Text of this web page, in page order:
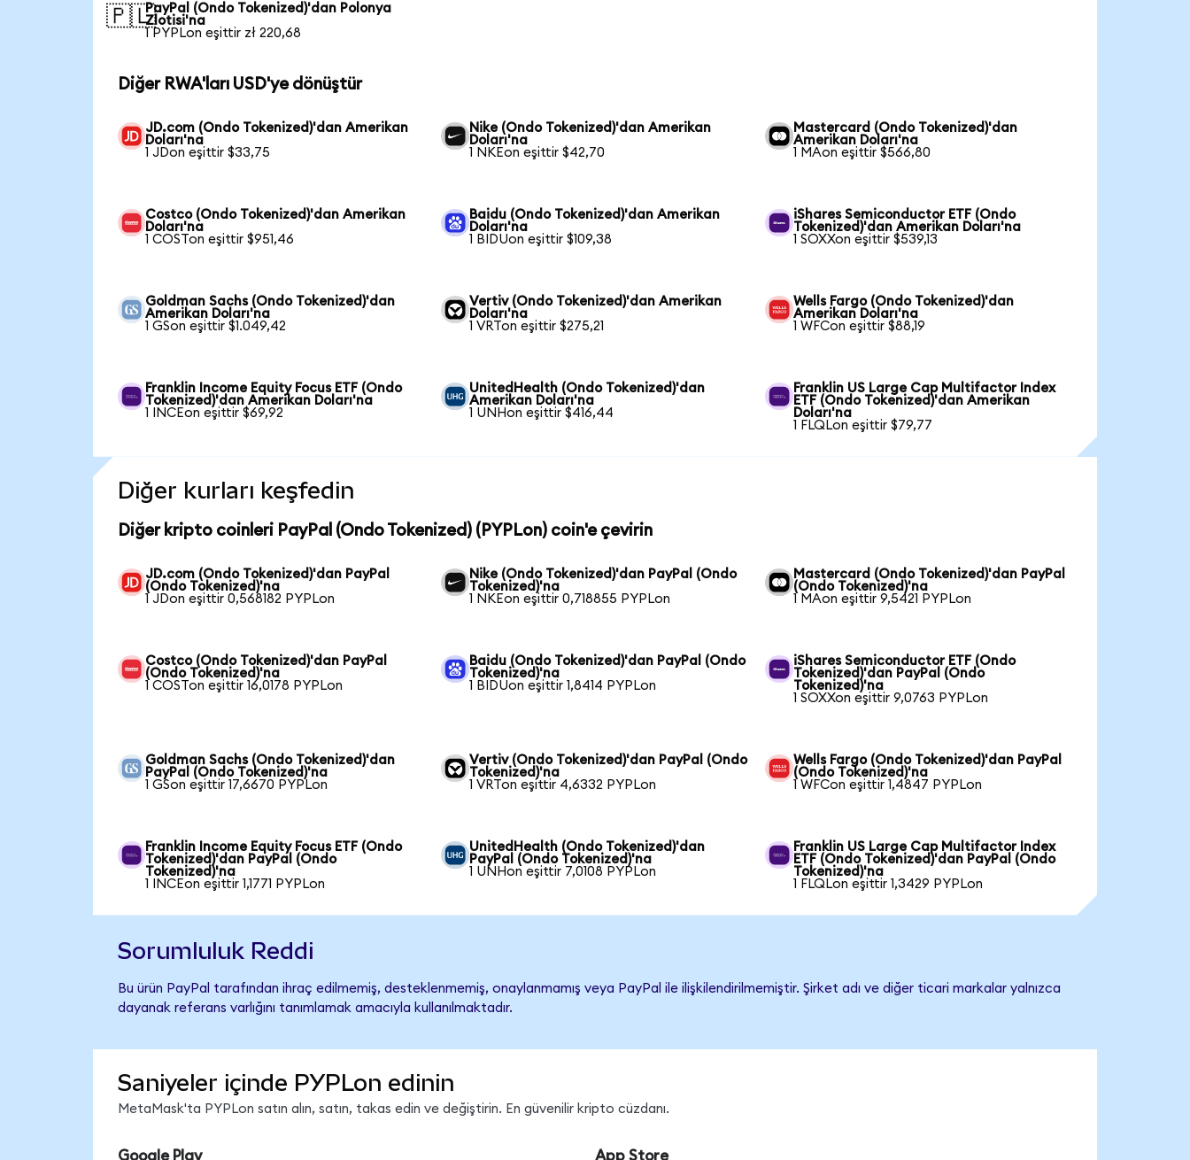
🇵🇱PayPal (Ondo Tokenized)'dan Polonya
Zlotisi'na
1 PYPLon eşittir zł 220,68
Diğer RWA'ları USD'ye dönüştür
JD.com (Ondo Tokenized)'dan Amerikan
Doları'na
1 JDon eşittir $33,75
Nike (Ondo Tokenized)'dan Amerikan
Doları'na
1 NKEon eşittir $42,70
Mastercard (Ondo Tokenized)'dan
Amerikan Doları'na
1 MAon eşittir $566,80
Costco (Ondo Tokenized)'dan Amerikan
Doları'na
1 COSTon eşittir $951,46
Baidu (Ondo Tokenized)'dan Amerikan
Doları'na
1 BIDUon eşittir $109,38
iShares Semiconductor ETF (Ondo
Tokenized)'dan Amerikan Doları'na
1 SOXXon eşittir $539,13
Goldman Sachs (Ondo Tokenized)'dan
Amerikan Doları'na
1 GSon eşittir $1.049,42
Vertiv (Ondo Tokenized)'dan Amerikan
Doları'na
1 VRTon eşittir $275,21
Wells Fargo (Ondo Tokenized)'dan
Amerikan Doları'na
1 WFCon eşittir $88,19
Franklin Income Equity Focus ETF (Ondo
Tokenized)'dan Amerikan Doları'na
1 INCEon eşittir $69,92
UnitedHealth (Ondo Tokenized)'dan
Amerikan Doları'na
1 UNHon eşittir $416,44
Franklin US Large Cap Multifactor Index
ETF (Ondo Tokenized)'dan Amerikan
Doları'na
1 FLQLon eşittir $79,77
Diğer kurları keşfedin
Diğer kripto coinleri PayPal (Ondo Tokenized) (PYPLon) coin'e çevirin
JD.com (Ondo Tokenized)'dan PayPal
(Ondo Tokenized)'na
1 JDon eşittir 0,568182 PYPLon
Nike (Ondo Tokenized)'dan PayPal (Ondo
Tokenized)'na
1 NKEon eşittir 0,718855 PYPLon
Mastercard (Ondo Tokenized)'dan PayPal
(Ondo Tokenized)'na
1 MAon eşittir 9,5421 PYPLon
Costco (Ondo Tokenized)'dan PayPal
(Ondo Tokenized)'na
1 COSTon eşittir 16,0178 PYPLon
Baidu (Ondo Tokenized)'dan PayPal (Ondo
Tokenized)'na
1 BIDUon eşittir 1,8414 PYPLon
iShares Semiconductor ETF (Ondo
Tokenized)'dan PayPal (Ondo
Tokenized)'na
1 SOXXon eşittir 9,0763 PYPLon
Goldman Sachs (Ondo Tokenized)'dan
PayPal (Ondo Tokenized)'na
1 GSon eşittir 17,6670 PYPLon
Vertiv (Ondo Tokenized)'dan PayPal (Ondo
Tokenized)'na
1 VRTon eşittir 4,6332 PYPLon
Wells Fargo (Ondo Tokenized)'dan PayPal
(Ondo Tokenized)'na
1 WFCon eşittir 1,4847 PYPLon
Franklin Income Equity Focus ETF (Ondo
Tokenized)'dan PayPal (Ondo
Tokenized)'na
1 INCEon eşittir 1,1771 PYPLon
UnitedHealth (Ondo Tokenized)'dan
PayPal (Ondo Tokenized)'na
1 UNHon eşittir 7,0108 PYPLon
Franklin US Large Cap Multifactor Index
ETF (Ondo Tokenized)'dan PayPal (Ondo
Tokenized)'na
1 FLQLon eşittir 1,3429 PYPLon
Sorumluluk Reddi
Bu ürün PayPal tarafından ihraç edilmemiş, desteklenmemiş, onaylanmamış veya PayPal ile ilişkilendirilmemiştir. Şirket adı ve diğer ticari markalar yalnızca
dayanak referans varlığını tanımlamak amacıyla kullanılmaktadır.
Saniyeler içinde PYPLon edinin
MetaMask'ta PYPLon satın alın, satın, takas edin ve değiştirin. En güvenilir kripto cüzdanı.
Google Play App Store